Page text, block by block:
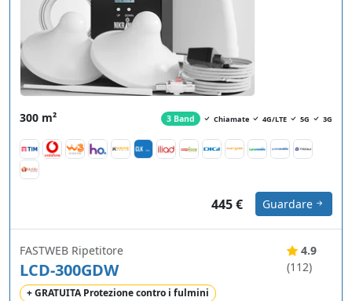
300 m² 3 Band Chiamate 4G/LTE 5G 3G
445 € Guardare
FASTWEB Ripetitore
LCD-300GDW
+ GRATUITA Protezione contro i fulmini
4.9
(112)